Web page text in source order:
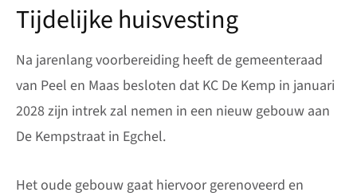
Tijdelijke huisvesting
Na jarenlang voorbereiding heeft de gemeenteraad
van Peel en Maas besloten dat KC De Kemp in januari
2028 zijn intrek zal nemen in een nieuw gebouw aan
De Kempstraat in Egchel.
Het oude gebouw gaat hiervoor gerenoveerd en